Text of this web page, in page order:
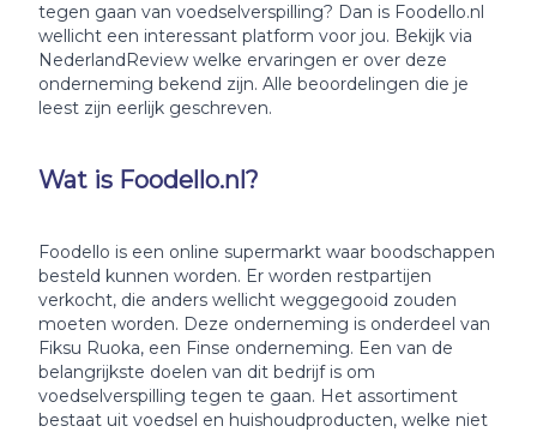
tegen gaan van voedselverspilling? Dan is Foodello.nl
wellicht een interessant platform voor jou. Bekijk via
NederlandReview welke ervaringen er over deze
onderneming bekend zijn. Alle beoordelingen die je
leest zijn eerlijk geschreven.
Wat is Foodello.nl?
Foodello is een online supermarkt waar boodschappen
besteld kunnen worden. Er worden restpartijen
verkocht, die anders wellicht weggegooid zouden
moeten worden. Deze onderneming is onderdeel van
Fiksu Ruoka, een Finse onderneming. Een van de
belangrijkste doelen van dit bedrijf is om
voedselverspilling tegen te gaan. Het assortiment
bestaat uit voedsel en huishoudproducten, welke niet